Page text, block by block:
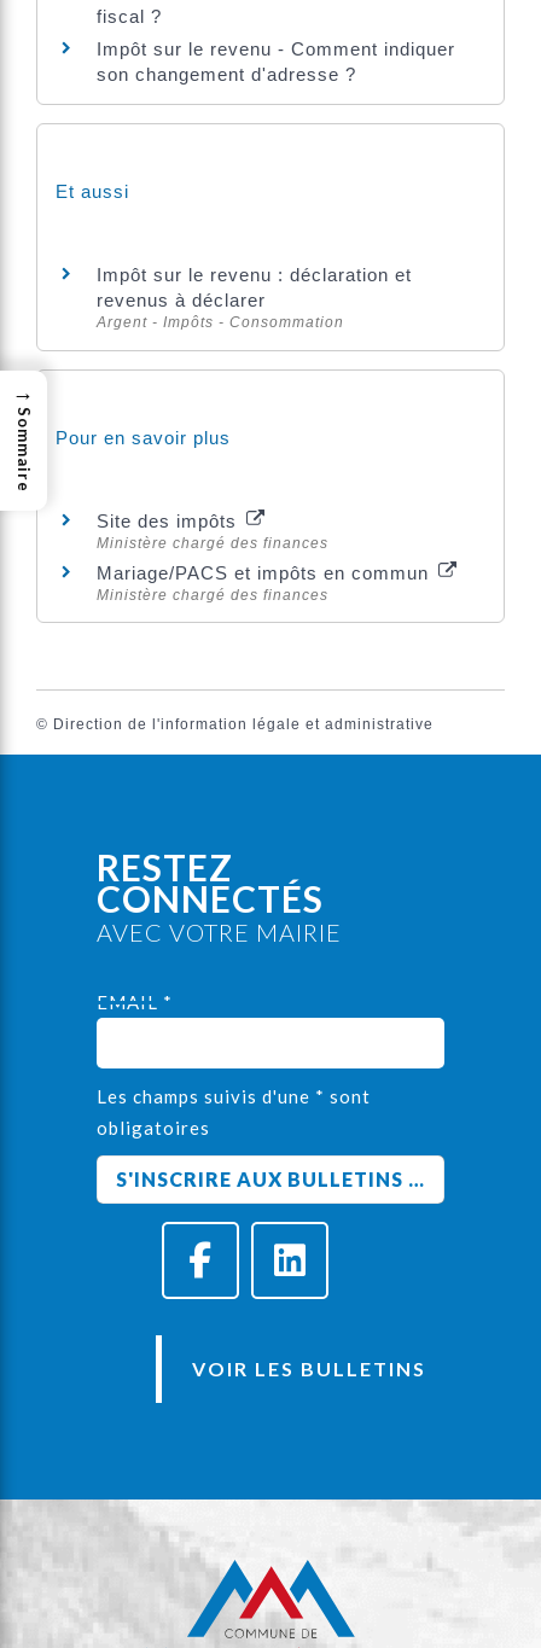
fiscal ?
Impôt sur le revenu - Comment indiquer
son changement d'adresse ?
Et aussi
Impôt sur le revenu : déclaration et
revenus à déclarer
Argent - Impôts - Consommation
Pour en savoir plus
Site des impôts
Ministère chargé des finances
Mariage/PACS et impôts en commun
Ministère chargé des finances
© Direction de l'information légale et administrative
RESTEZ
CONNECTÉS
AVEC VOTRE MAIRIE
EMAIL *
Les champs suivis d'une * sont
obligatoires
VOIR LES BULLETINS
→
Sommaire